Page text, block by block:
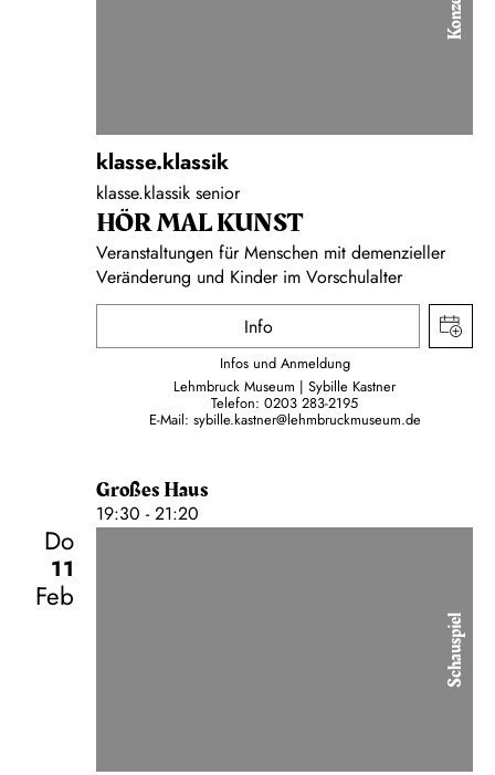
Konzert
klasse.klassik
klasse.klassik senior
HÖR MAL KUNST
Veranstaltungen für Menschen mit demenzieller
Veränderung und Kinder im Vorschulalter
Info
Infos und Anmeldung
Lehmbruck Museum | Sybille Kastner
Telefon: 0203 283-2195
E-Mail: sybille.kastner@lehmbruckmuseum.de
Großes Haus
19:30 - 21:20
Do
11
Feb
Schauspiel